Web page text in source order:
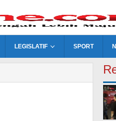
LEGISLATIF SPORT